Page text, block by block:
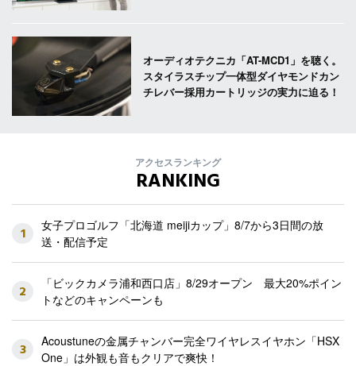
オーディオテクニカ「AT-MCD1」を聴く。
スタイラスチップ一体型ダイヤモンドカン
チレバー採用カートリッジの実力に迫る！
アクセスランキング
RANKING
1
女子プロゴルフ「北海道 meijiカップ」8/7から3日間の放
送・配信予定
2
「ビックカメラ浦和西口店」8/29オープン 最大20%ポイン
トなどのキャンペーンも
3
Acoustuneの金属チャンバー完全ワイヤレスイヤホン「HSX
One」は外観も音もクリアで爽快！